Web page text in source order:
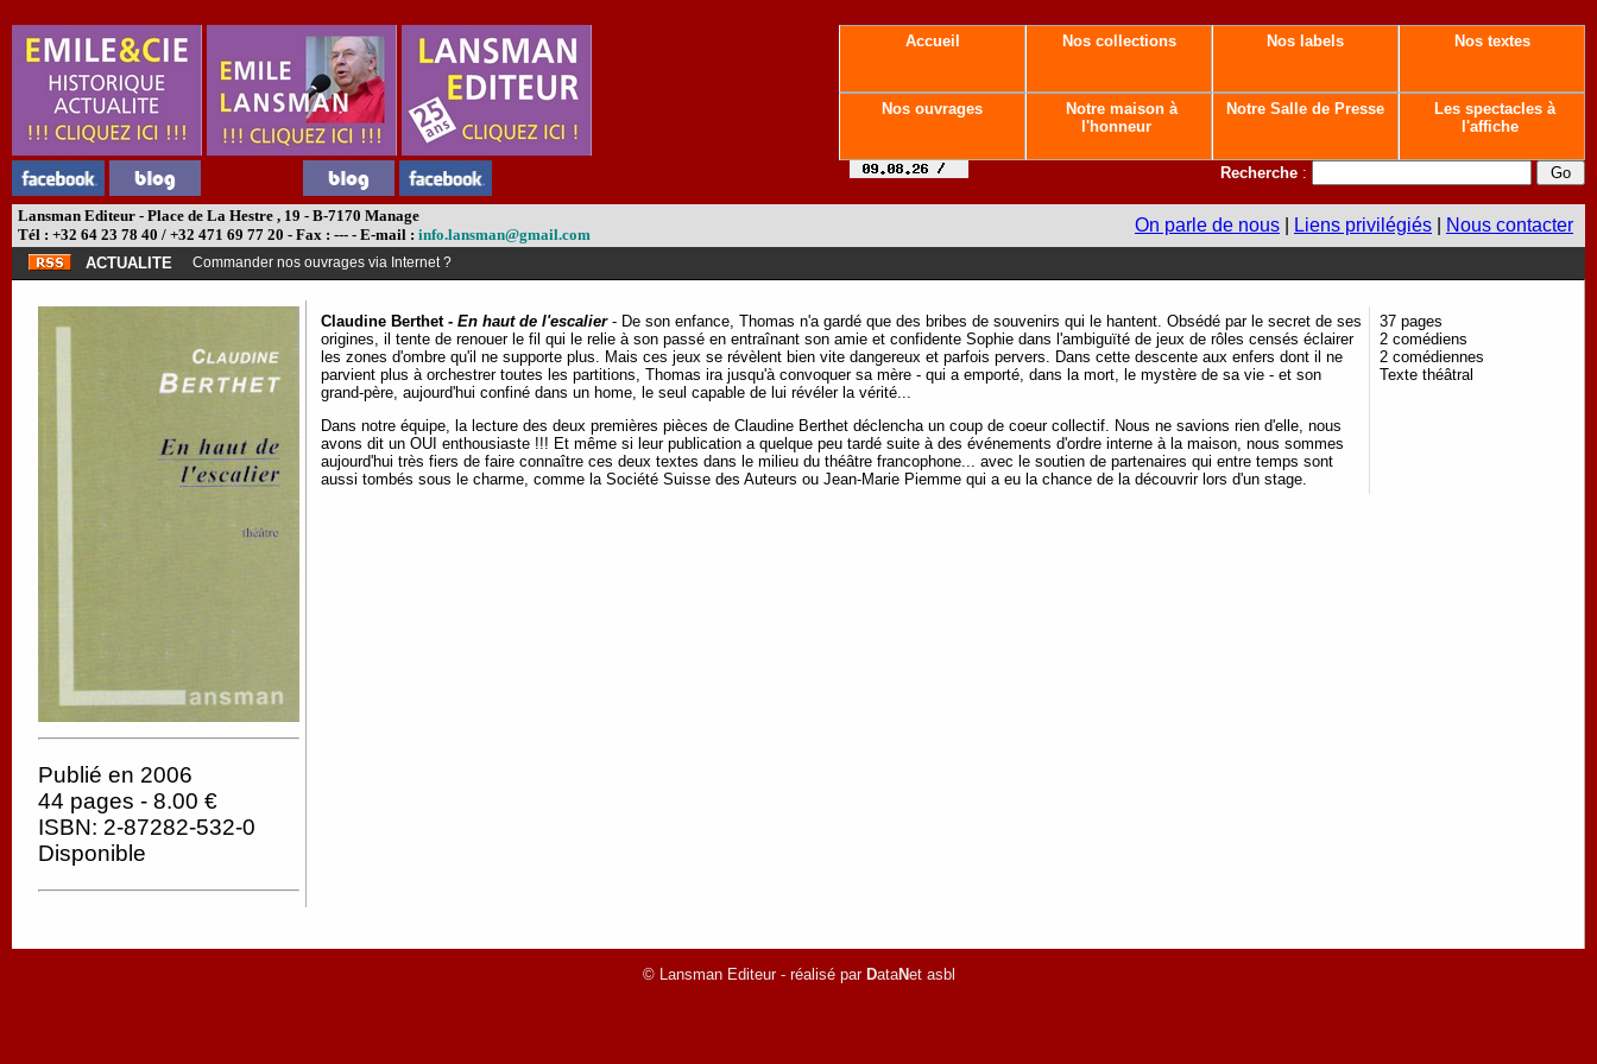
Accueil Nos collections Nos labels Nos textes
Nos ouvrages
Notre maison à
l'honneur
Notre Salle de Presse
Les spectacles à
l'affiche
Recherche :
Lansman Editeur - Place de La Hestre , 19 - B-7170 Manage
Tél : +32 64 23 78 40 / +32 471 69 77 20 - Fax : --- - E-mail : info.lansman@gmail.com On parle de nous Liens privilégiés Nous contacter
ACTUALITE Commander nos ouvrages via Internet ?
Publié en 2006
44 pages - 8.00 €
ISBN: 2-87282-532-0
Disponible
Claudine Berthet - En haut de l'escalier- De son enfance, Thomas n'a gardé que des bribes de souvenirs qui le hantent. Obsédé par le secret de ses
origines, il tente de renouer le fil qui le relie à son passé en entraînant son amie et confidente Sophie dans l'ambiguïté de jeux de rôles censés éclairer
les zones d'ombre qu'il ne supporte plus. Mais ces jeux se révèlent bien vite dangereux et parfois pervers. Dans cette descente aux enfers dont il ne
parvient plus à orchestrer toutes les partitions, Thomas ira jusqu'à convoquer sa mère - qui a emporté, dans la mort, le mystère de sa vie - et son
grand-père, aujourd'hui confiné dans un home, le seul capable de lui révéler la vérité...
Dans notre équipe, la lecture des deux premières pièces de Claudine Berthet déclencha un coup de coeur collectif. Nous ne savions rien d'elle, nous
avons dit un OUI enthousiaste !!! Et même si leur publication a quelque peu tardé suite à des événements d'ordre interne à la maison, nous sommes
aujourd'hui très fiers de faire connaître ces deux textes dans le milieu du théâtre francophone... avec le soutien de partenaires qui entre temps sont
aussi tombés sous le charme, comme la Société Suisse des Auteurs ou Jean-Marie Piemme qui a eu la chance de la découvrir lors d'un stage.
37 pages
2 comédiens
2 comédiennes
Texte théâtral
© Lansman Editeur - réalisé par DataNet asbl